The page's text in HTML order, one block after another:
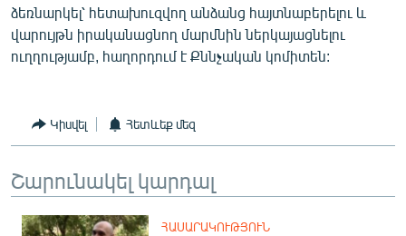
ձեռնարկել՝ հետախուզվող անձանց հայտնաբերելու և
վարույթն իրականացնող մարմնին ներկայացնելու
ուղղությամբ, հաղորդում է Քննչական կոմիտեն:
Կիսվել Հետևեք մեզ
Շարունակել կարդալ
ՀԱՍԱՐԱԿՈՒԹՅՈՒՆ